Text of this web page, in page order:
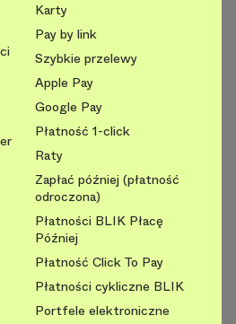
Karty
Pay by link
Szybkie przelewy
Apple Pay
Google Pay
Płatność 1-click
Raty
Zapłać później (płatność
odroczona)
Płatności BLIK Płacę
Później
Płatność Click To Pay
Płatności cykliczne BLIK
Portfele elektroniczne